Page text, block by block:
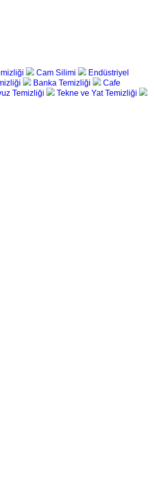
Cam Silimi
Endüstriyel
Banka Temizliği
Cafe
Temizliği
Tekne ve Yat Temizliği